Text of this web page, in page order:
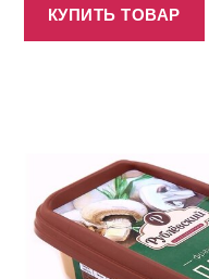
КУПИТЬ ТОВАР